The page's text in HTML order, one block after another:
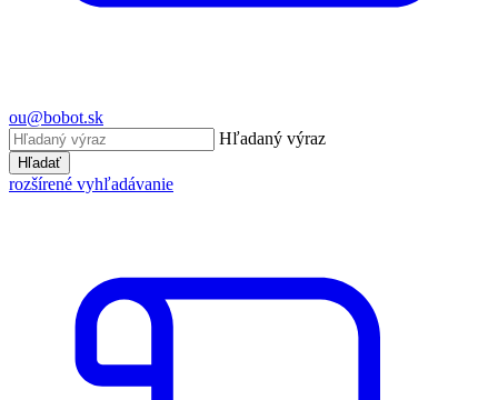
ou@bobot.sk
Hľadaný výraz
Hľadať
rozšírené vyhľadávanie